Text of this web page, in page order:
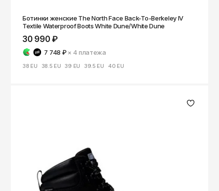
Ботинки женские The North Face Back-To-Berkeley IV
Textile Waterproof Boots White Dune/White Dune
30 990 ₽
7 748 ₽ × 4платежа
38 EU 38.5 EU 39 EU 39.5 EU 40 EU